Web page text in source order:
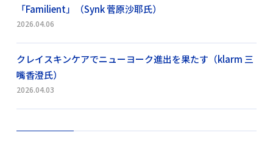
「Familient」（Synk 菅原沙耶氏）
2026.04.06
クレイスキンケアでニューヨーク進出を果たす（klarm 三
嘴香澄氏）
2026.04.03